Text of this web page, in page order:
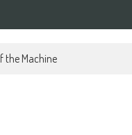
the Machine